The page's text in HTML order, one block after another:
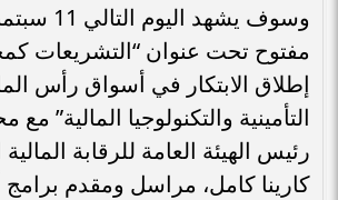
وسوف يشهد
مفتوح تحت عنوان “التشريعات
إطلاق الابتكار في أسواق رأس
التأمينية والتكنولوجيا المالية” مع
رئيس الهيئة العامة للرقابة
كارينا كامل، مراسل ومقدم